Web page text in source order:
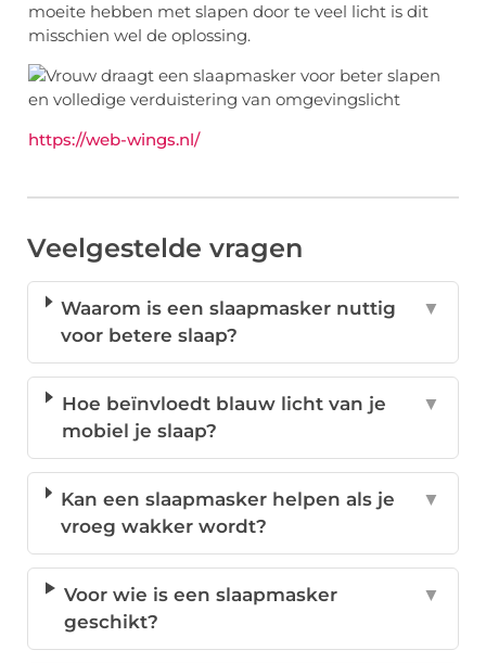
moeite hebben met slapen door te veel licht is dit
misschien wel de oplossing.
https://web-wings.nl/
Veelgestelde vragen
Waarom is een slaapmasker nuttig
voor betere slaap?
▼
Hoe beïnvloedt blauw licht van je
mobiel je slaap?
▼
Kan een slaapmasker helpen als je
vroeg wakker wordt?
▼
Voor wie is een slaapmasker
geschikt?
▼